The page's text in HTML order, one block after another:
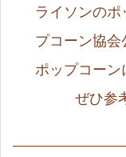
ライソンの
プコーン協
ポップコーン
ぜひ参